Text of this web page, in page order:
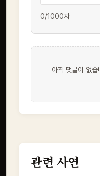
0/1000자
아직 댓글이 없
관련 사연